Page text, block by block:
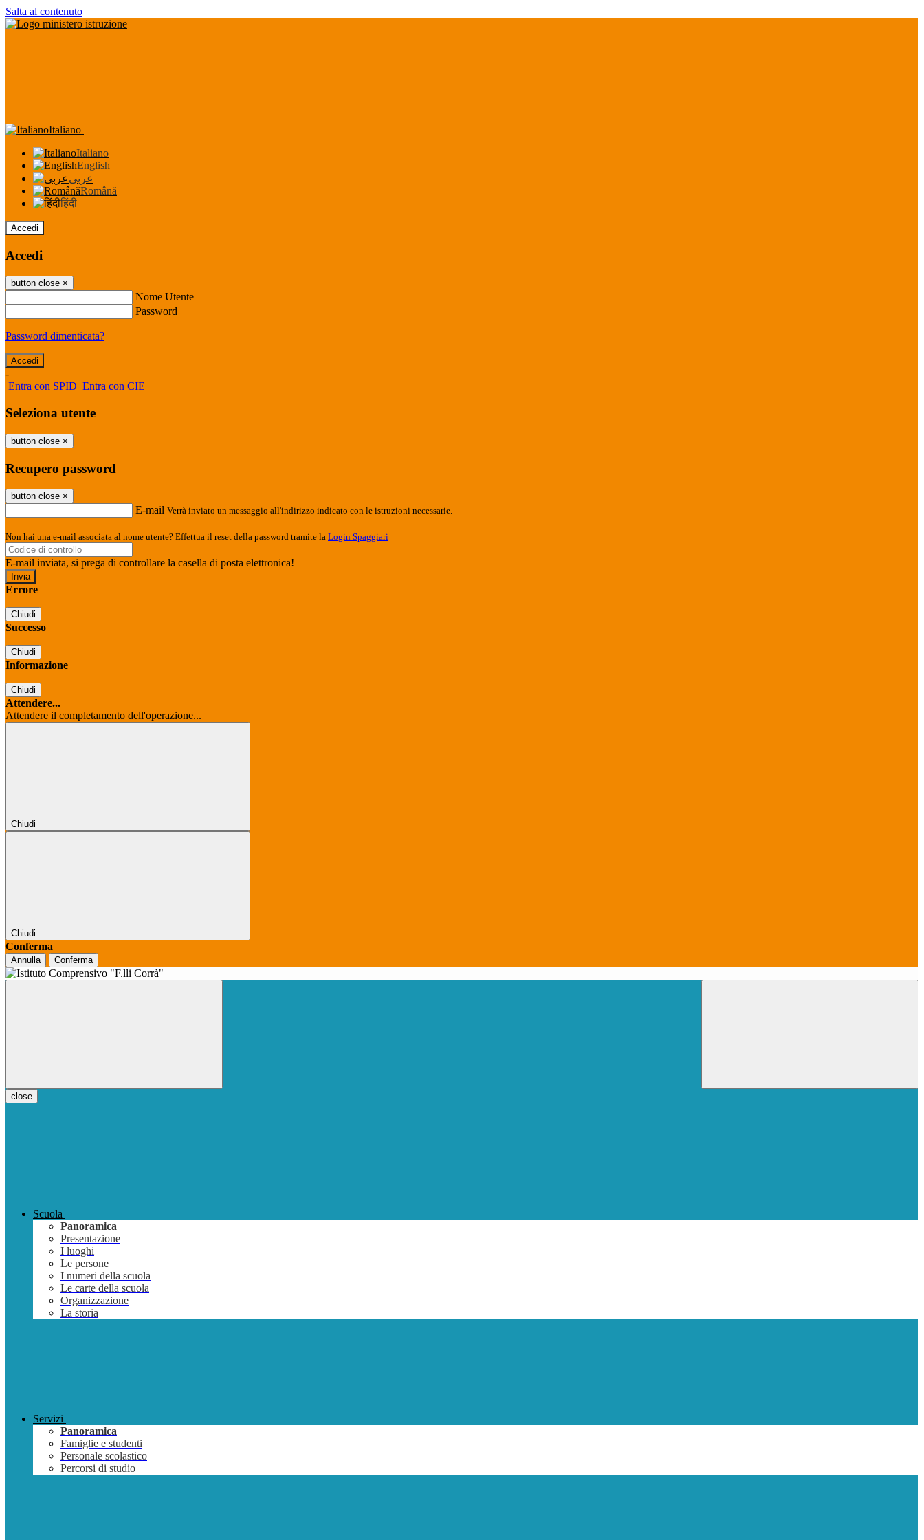
Salta al contenuto
Italiano
Italiano
English
عربى
Română
हिंदी
Accedi
Accedi
button close ×
Nome Utente
Password
Password dimenticata?
-
Entra con SPID Entra con CIE
Seleziona utente
button close ×
Recupero password
button close ×
E-mail Verrà inviato un messaggio all'indirizzo indicato con le istruzioni necessarie.
Non hai una e-mail associata al nome utente? Effettua il reset della password tramite la Login Spaggiari
E-mail inviata, si prega di controllare la casella di posta elettronica!
Errore
Chiudi
Successo
Chiudi
Informazione
Chiudi
Attendere...
Attendere il completamento dell'operazione...
Chiudi
Chiudi
Conferma
Annulla Conferma
close
Scuola
Panoramica
Presentazione
I luoghi
Le persone
I numeri della scuola
Le carte della scuola
Organizzazione
La storia
Servizi
Panoramica
Famiglie e studenti
Personale scolastico
Percorsi di studio